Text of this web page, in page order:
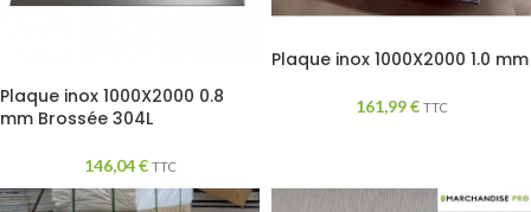
Plaque inox 1000X2000 0.8
mm Brossée 304L
146,04€ TTC
Plaque inox 1000X2000 1.0 mm
161,99€ TTC